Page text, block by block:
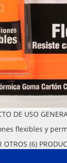
DE USO
flexibles y
OTROS (6)